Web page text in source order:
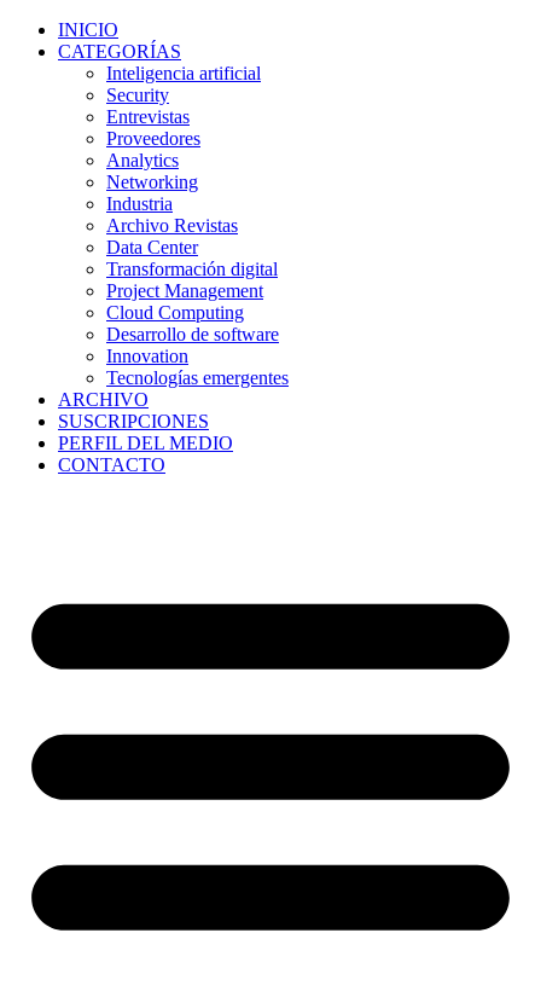
INICIO
CATEGORÍAS
Inteligencia artificial
Security
Entrevistas
Proveedores
Analytics
Networking
Industria
Archivo Revistas
Data Center
Transformación digital
Project Management
Cloud Computing
Desarrollo de software
Innovation
Tecnologías emergentes
ARCHIVO
SUSCRIPCIONES
PERFIL DEL MEDIO
CONTACTO